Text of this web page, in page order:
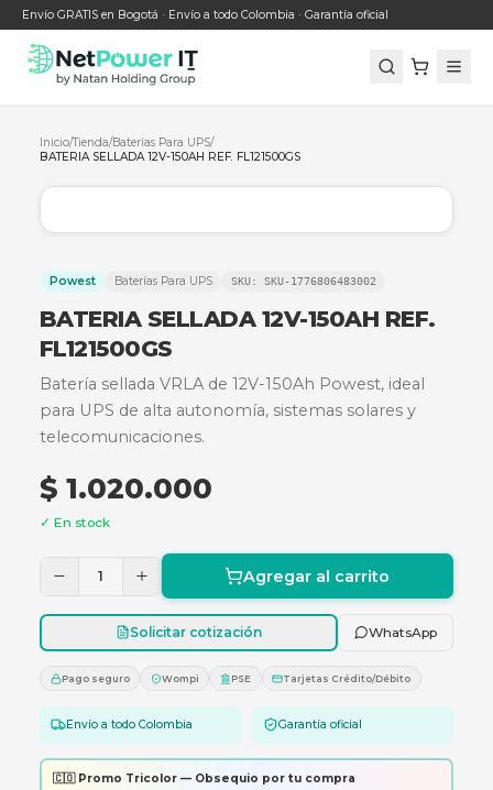
Envío GRATIS en Bogotá · Envío a todo Colombia · Garantía oficial
BATERIA SELLADA 12V-150AH REF. FL121500GS
Powest Baterías Para UPS SKU: SKU-1776806483002
BATERIA SELLADA 12V-150AH
FL121500GS
para UPS de alta autonomía, sistemas solares y
telecomunicaciones.
$ 1.020.000
✓ En stock
1 Agregar al carrito